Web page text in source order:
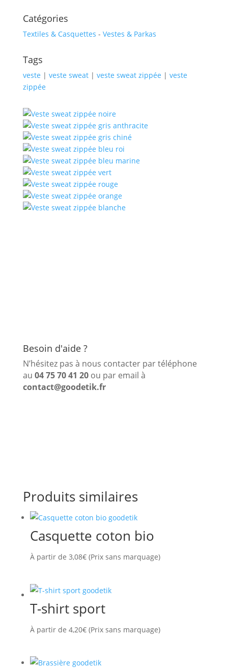
Catégories
Textiles & Casquettes - Vestes & Parkas
Tags
veste | veste sweat| veste sweat zippée | veste
zippée
Besoin d'aide ?
N’hésitez pas à nous contacter par téléphone
au 04 75 70 41 20 ou par email à
contact@goodetik.fr
Produits similaires
Casquette coton bio
À partir de 3,08€(Prix sans marquage)
T-shirt sport
À partir de 4,20€(Prix sans marquage)